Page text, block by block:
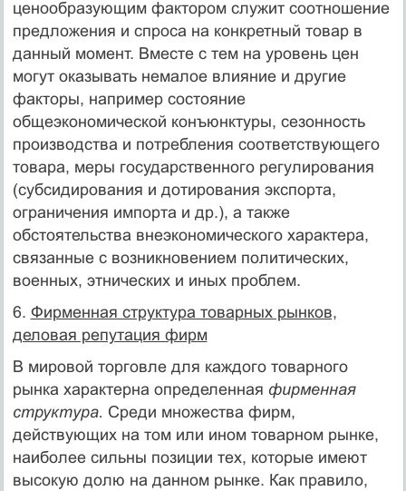
ценообразующим фактором служит соотношение
предложения и спроса на конкретный товар в
данный момент. Вместе с тем на уровень цен
могут оказывать немалое влияние и другие
факторы, например состояние
общеэкономической конъюнк­туры, сезонность
производства и потребления соответствующего
това­ра, меры государственного регулирования
(субсидирования и дотиро­вания экспорта,
ограничения импорта и др.), а также
обстоятельства внеэкономического характера,
связанные с возникновением полити­ческих,
военных, этнических и иных проблем.
6. Фирменная структура товарных рынков,
деловая репутация фирм
В мировой торговле для каждого товарного
рынка характерна определенная фирменная
структура. Среди множества фирм,
действующих на том или ином товарном рынке,
наиболее сильны позиции тех, которые имеют
высокую долю на данном рынке. Как правило,